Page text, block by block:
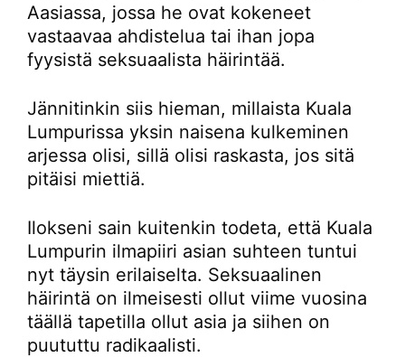
Aasiassa, jossa he ovat kokeneet
vastaavaa ahdistelua tai ihan jopa
fyysistä seksuaalista häirintää.
Jännitinkin siis hieman, millaista Kuala
Lumpurissa yksin naisena kulkeminen
arjessa olisi, sillä olisi raskasta, jos sitä
pitäisi miettiä.
Ilokseni sain kuitenkin todeta, että Kuala
Lumpurin ilmapiiri asian suhteen tuntui
nyt täysin erilaiselta. Seksuaalinen
häirintä on ilmeisesti ollut viime vuosina
täällä tapetilla ollut asia ja siihen on
puututtu radikaalisti.